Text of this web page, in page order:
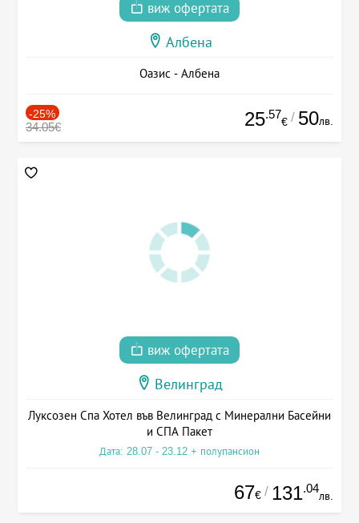
виж офертата
Албена
Оазис - Албена
-25%
34.05€ 25.57
€ / 50лв.
виж офертата
Велинград
Луксозен Спа Хотел във Велинград с Минерални Басейни
и СПА Пакет
Дата: 28.07 - 23.12 + полупансион
67€ / 131.04
лв.